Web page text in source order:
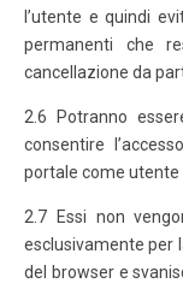
l’utente e quindi
permanenti che
cancellazione da
2.6 Potranno
consentire
portale come
2.7 Essi non
esclusivamente per
del browser e